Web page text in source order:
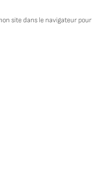
site dans le navigateur